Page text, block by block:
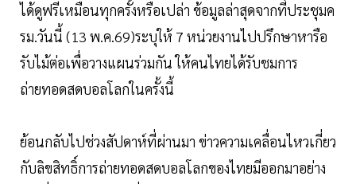
ได้ดูฟรีเหมือนทุกครั้งหรือเปล่า ข้อมูลล่าสุดจากที่ประชุมค
รม.วันนี้ (13 พ.ค.69)ระบุให้ 7 หน่วยงานไปปรึกษาหารือ
รับไม้ต่อเพื่อวางแผนร่วมกัน ให้คนไทยได้รับชมการ
ถ่ายทอดสดบอลโลกในครั้งนี้
ย้อนกลับไปช่วงสัปดาห์ที่ผ่านมา ข่าวความเคลื่อนไหวเกี่ยว
กับลิขสิทธิ์การถ่ายทอดสดบอลโลกของไทยมีออกมาอย่าง